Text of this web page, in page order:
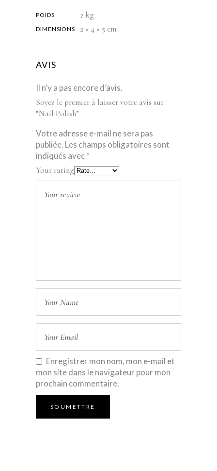
POIDS 2 kg
DIMENSIONS 2 × 4 × 5 cm
AVIS
Il n’y a pas encore d’avis.
Soyez le premier à laisser votre avis sur
“Nail Polish”
Votre adresse e-mail ne sera pas
publiée. Les champs obligatoires sont
indiqués avec*
Your rating
Enregistrer mon nom, mon e-mail et
mon site dans le navigateur pour mon
prochain commentaire.